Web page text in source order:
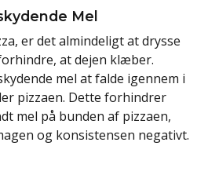
Mel
er det almindeligt at drysse
at dejen klæber.
mel at falde igennem i
pizzaen. Dette forhindrer
mel på bunden af pizzaen,
og konsistensen negativt.